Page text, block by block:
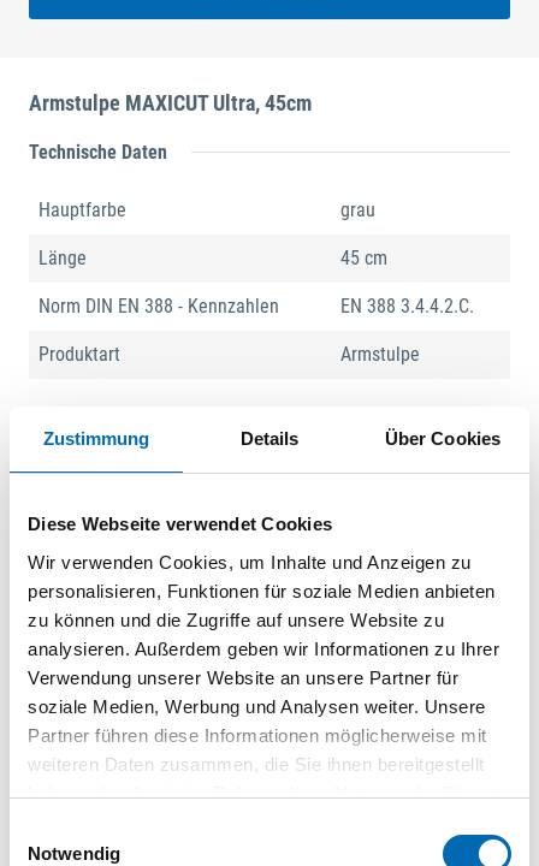
Zustimmung Details Über Cookies
Diese Webseite verwendet Cookies
Wir verwenden Cookies, um Inhalte und Anzeigen zu
personalisieren, Funktionen für soziale Medien anbieten
zu können und die Zugriffe auf unsere Website zu
analysieren. Außerdem geben wir Informationen zu Ihrer
Verwendung unserer Website an unsere Partner für
soziale Medien, Werbung und Analysen weiter. Unsere
Partner führen diese Informationen möglicherweise mit
weiteren Daten zusammen, die Sie ihnen bereitgestellt
haben oder die sie im Rahmen Ihrer Nutzung der Dienste
Notwendig
Armstulpe MAXICUT Ultra, 45cm
Technische Daten
Hauptfarbe grau
Länge 45 cm
Norm DIN EN 388 - Kennzahlen EN 388 3.4.4.2.C.
Produktart Armstulpe
Produktbeschreibung
Zulassung/Norm: EN 388:2016, EN 420:2003+A1:2009
Eigenschaften:
• Höchste Schnittschutzklasse 5
• Vorgewaschen, waschbar bis 40 °C
Ausführung:
• Nahtlos
Material: Nylon/Glasfaser-Strickgewebe